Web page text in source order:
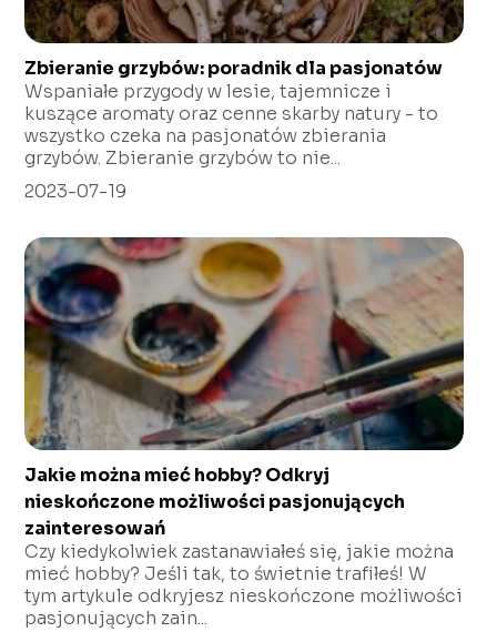
Zbieranie grzybów: poradnik dla pasjonatów
Wspaniałe przygody w lesie, tajemnicze i
kuszące aromaty oraz cenne skarby natury - to
wszystko czeka na pasjonatów zbierania
grzybów. Zbieranie grzybów to nie...
2023-07-19
Jakie można mieć hobby? Odkryj
nieskończone możliwości pasjonujących
zainteresowań
Czy kiedykolwiek zastanawiałeś się, jakie można
mieć hobby? Jeśli tak, to świetnie trafiłeś! W
tym artykule odkryjesz nieskończone możliwości
pasjonujących zain...